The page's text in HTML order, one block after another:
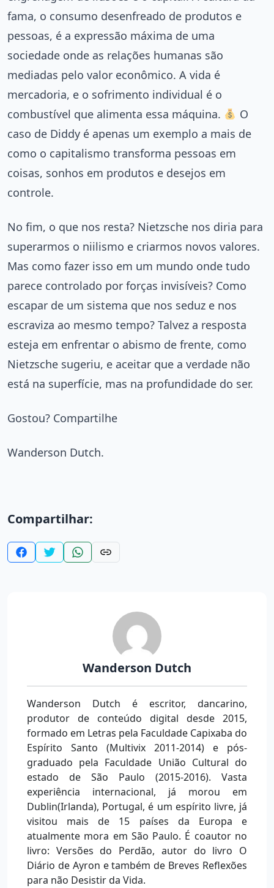
fama, o consumo desenfreado de produtos e
pessoas, é a expressão máxima de uma
sociedade onde as relações humanas são
mediadas pelo valor econômico. A vida é
mercadoria, e o sofrimento individual é o
combustível que alimenta essa máquina.
O
caso de Diddy é apenas um exemplo a mais de
como o capitalismo transforma pessoas em
coisas, sonhos em produtos e desejos em
controle.
No fim, o que nos resta? Nietzsche nos diria para
superarmos o niilismo e criarmos novos valores.
Mas como fazer isso em um mundo onde tudo
parece controlado por forças invisíveis? Como
escapar de um sistema que nos seduz e nos
escraviza ao mesmo tempo? Talvez a resposta
esteja em enfrentar o abismo de frente, como
Nietzsche sugeriu, e aceitar que a verdade não
está na superfície, mas na profundidade do ser.
Gostou? Compartilhe
Wanderson Dutch.
Compartilhar:
Wanderson Dutch
Wanderson Dutch é escritor, dancarino,
produtor de conteúdo digital desde 2015,
formado em Letras pela Faculdade Capixaba do
Espírito Santo (Multivix 2011-2014) e pós-
graduado pela Faculdade União Cultural do
estado de São Paulo (2015-2016). Vasta
experiência internacional, já morou em
Dublin(Irlanda), Portugal, é um espírito livre, já
visitou mais de 15 países da Europa e
atualmente mora em São Paulo. É coautor no
livro: Versões do Perdão, autor do livro O
Diário de Ayron e também de Breves Reflexões
para não Desistir da Vida.